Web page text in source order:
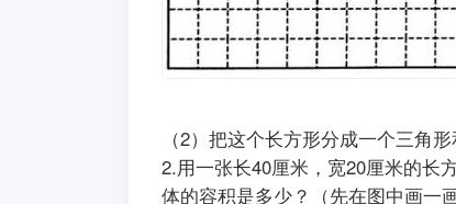
（2）把这个长方形分成一个三
2.用一张长40厘米，宽20厘米的长
体的容积是多少？（先在图中画